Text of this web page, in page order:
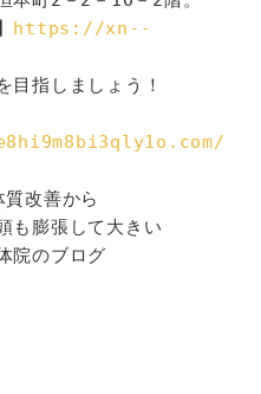
https://xn--
目指しましょう！
改善から
も膨張して大きい
院のブログ